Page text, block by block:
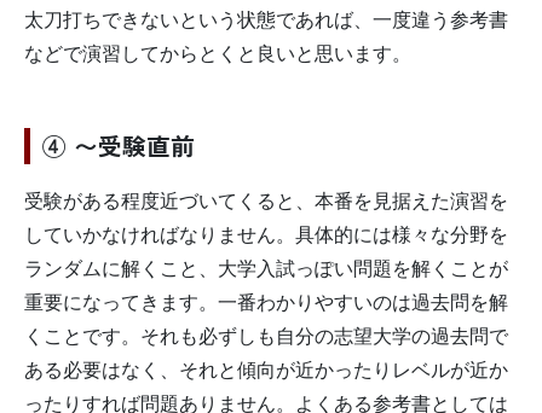
太刀打ちできないという状態であれば、一度違う参考書
などで演習してからとくと良いと思います。
④ 〜受験直前
受験がある程度近づいてくると、本番を見据えた演習を
していかなければなりません。具体的には様々な分野を
ランダムに解くこと、大学入試っぽい問題を解くことが
重要になってきます。一番わかりやすいのは過去問を解
くことです。それも必ずしも自分の志望大学の過去問で
ある必要はなく、それと傾向が近かったりレベルが近か
ったりすれば問題ありません。よくある参考書としては